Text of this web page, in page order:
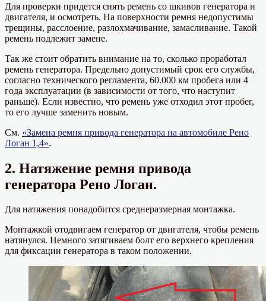
Для проверки придется снять ремень со шкивов генератора и
двигателя, и осмотреть. На поверхности ремня недопустимы
трещины, расслоение, разлохмачивание, замасливание. Такой
ремень подлежит замене.
Так же стоит обратить внимание на то, сколько проработал
ремень генератора. Предельно допустимый срок его службы,
согласно технического регламента, 60.000 км пробега или 4
года эксплуатации (в зависимости от того, что наступит
раньше). Если известно, что ремень уже отходил этот пробег,
то его лучше заменить новым.
См. «Замена ремня привода генератора на автомобиле Рено
Логан 1,4».
2. Натяжение ремня привода
генератора Рено Логан.
Для натяжения понадобится среднеразмерная монтажка.
Монтажкой отодвигаем генератор от двигателя, чтобы ремень
натянулся. Немного затягиваем болт его верхнего крепления
для фиксации генератора в таком положении.